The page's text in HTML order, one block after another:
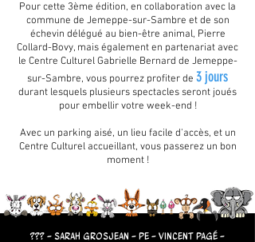
Pour cette 3ème édition, en collaboration avec la
commune de Jemeppe-sur-Sambre et de son
échevin délégué au bien-être animal, Pierre
Collard-Bovy, mais également en partenariat avec
le Centre Culturel Gabrielle Bernard de Jemeppe-
sur-Sambre, vous pourrez profiter de 3 jours
durant lesquels plusieurs spectacles seront joués
pour embellir votre week-end !
Avec un parking aisé, un lieu facile d'accès, et un
Centre Culturel accueillant, vous passerez un bon
moment !
??? - Sarah Grosjean - PE - Vincent Pagé -